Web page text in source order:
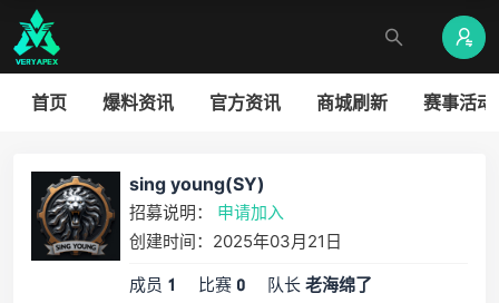
首页 爆料资讯 官方资讯 商城刷新 赛事活动
sing young(SY)
招募说明： 申请加入
创建时间：2025年03月21日
成员 1 比赛 0 队长 老海绵了